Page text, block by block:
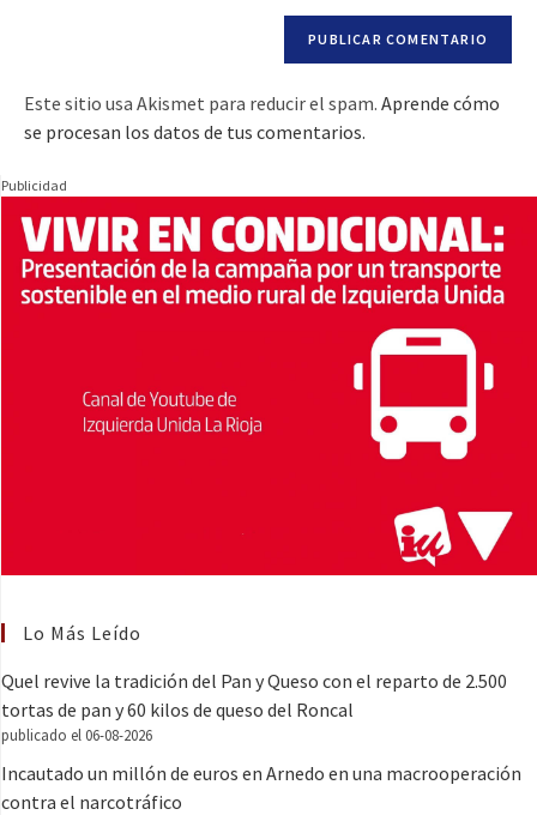
Este sitio usa Akismet para reducir el spam. Aprende cómo
se procesan los datos de tus comentarios.
Publicidad
Lo Más Leído
Quel revive la tradición del Pan y Queso con el reparto de 2.500
tortas de pan y 60 kilos de queso del Roncal
publicado el 06-08-2026
Incautado un millón de euros en Arnedo en una macrooperación
contra el narcotráfico